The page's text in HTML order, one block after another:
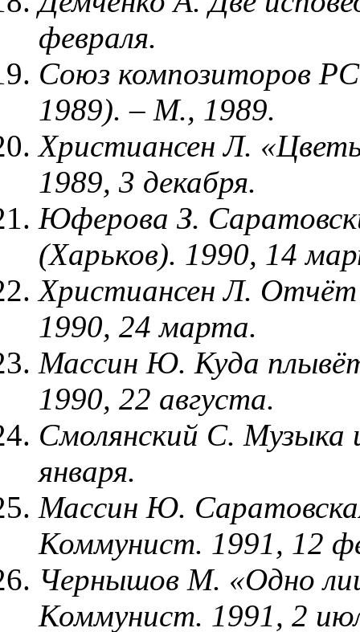
февраля.
Союз композиторов
1989). – М., 1989.
Христиансен Л.
1989, 3 декабря.
Юферова З.
(Харьков). 1990, 14
Христиансен Л. Отчёт
1990, 24 марта.
Массин Ю. Куда
1990, 22 августа.
Смолянский С. Музыка
января.
Массин Ю.
Коммунист. 1991, 12
Чернышов М. «Одно
Коммунист. 1991, 2